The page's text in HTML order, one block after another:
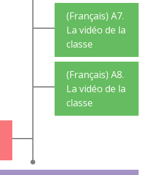
(Français) A7.
La vidéo de la
classe
(Français) A8.
La vidéo de la
classe